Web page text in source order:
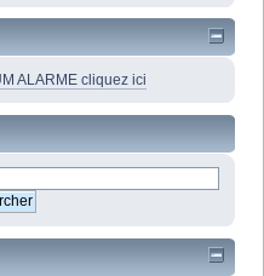
ALARME cliquez ici